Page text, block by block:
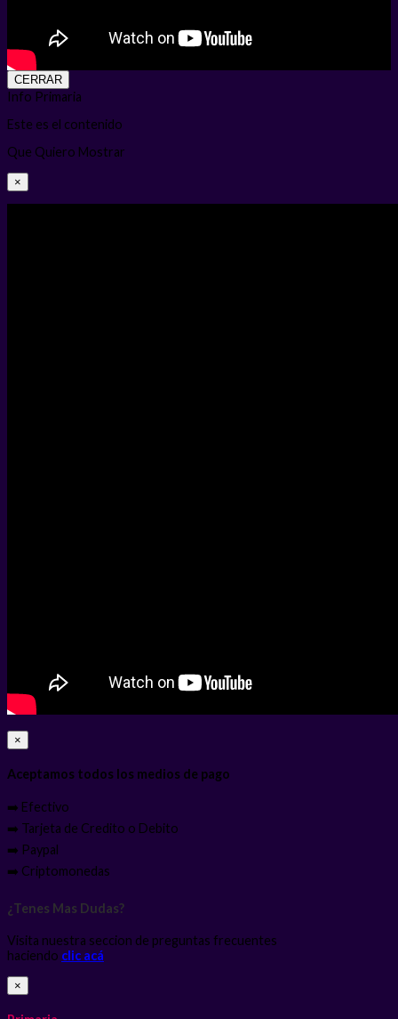
CERRAR
Info Primaria
Este es el contenido
Que Quiero Mostrar
×
×
Aceptamos todos los medios de pago
➡️ Efectivo
➡️ Tarjeta de Credito o Debito
➡️ Paypal
➡️ Criptomonedas
¿Tenes Mas Dudas?
Visita nuestra seccion de preguntas frecuentes
haciendo clic acá
×